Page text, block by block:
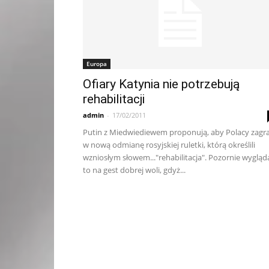
Europa
Ofiary Katynia nie potrzebują
rehabilitacji
admin - 17/02/2011
Putin z Miedwiediewem proponują, aby Polacy
w nową odmianę rosyjskiej ruletki, którą określili
wzniosłym słowem..."rehabilitacja". Pozornie
to na gest dobrej woli, gdyż...